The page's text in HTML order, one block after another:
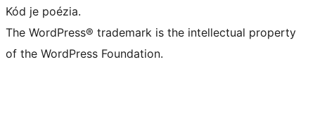
Kód je poézia.
The WordPress® trademark is the intellectual property
of the WordPress Foundation.